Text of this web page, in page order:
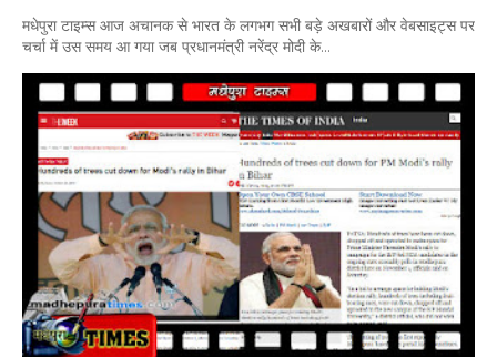
मधेपुरा टाइम्स आज अचानक से भारत के लगभग सभी बड़े अखबारों और वेबसाइट्स पर
चर्चा में उस समय आ गया जब प्रधानमंत्री नरेंद्र मोदी के...